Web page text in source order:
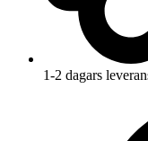
1-2 dagars